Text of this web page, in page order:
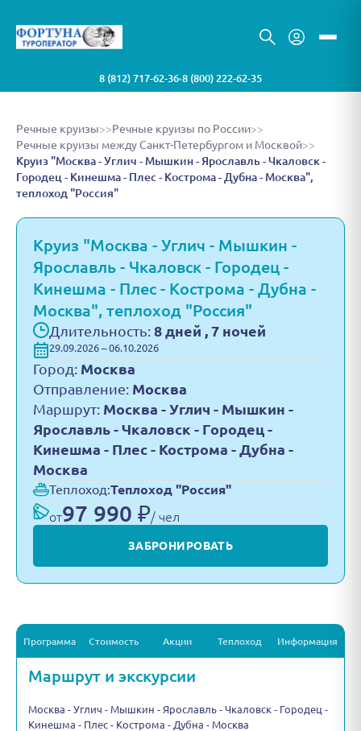
8 (812) 717-62-36•8 (800) 222-62-35
Речные круизы>>Речные круизы по России>>
Речные круизы между Санкт-Петербургом и Москвой>>
Круиз "Москва - Углич - Мышкин - Ярославль - Чкаловск -
Городец - Кинешма - Плес - Кострома - Дубна - Москва",
теплоход "Россия"
Круиз "Москва - Углич - Мышкин -
Ярославль - Чкаловск - Городец -
Кинешма - Плес - Кострома - Дубна -
Москва", теплоход "Россия"
Длительность: 8 дней , 7 ночей
29.09.2026 – 06.10.2026
Город: Москва
Отправление: Москва
Маршрут: Москва - Углич - Мышкин -
Ярославль - Чкаловск - Городец -
Кинешма - Плес - Кострома - Дубна -
Москва
Теплоход:Теплоход "Россия"
от97 990 ₽/ чел
ЗАБРОНИРОВАТЬ
Программа Стоимость Акции Теплоход Информация
Маршрут и экскурсии
Москва - Углич - Мышкин - Ярославль - Чкаловск - Городец -
Кинешма - Плес - Кострома - Дубна - Москва